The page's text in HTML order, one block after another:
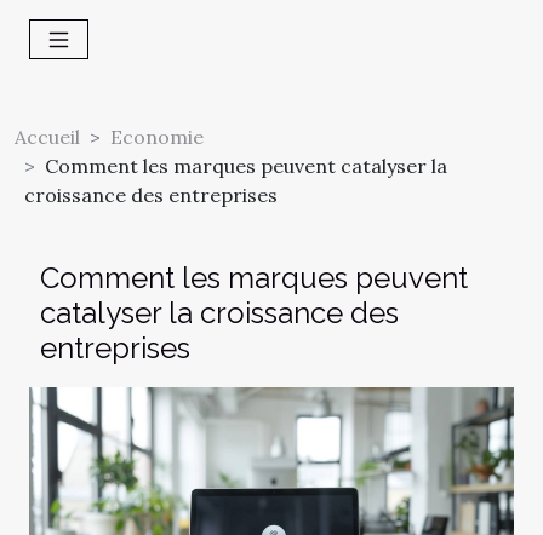
Accueil
Economie
Comment les marques peuvent catalyser la
croissance des entreprises
Comment les marques peuvent
catalyser la croissance des
entreprises